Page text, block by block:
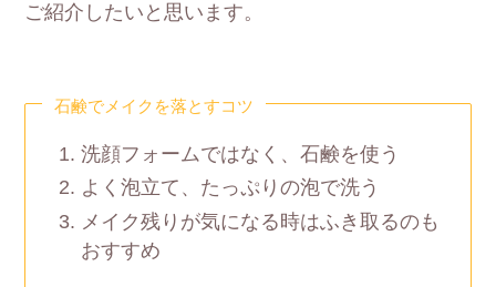
ご紹介したいと思います。
石鹸でメイクを落とすコツ
洗顔フォームではなく、石鹸を使う
よく泡立て、たっぷりの泡で洗う
メイク残りが気になる時はふき取るのも
おすすめ